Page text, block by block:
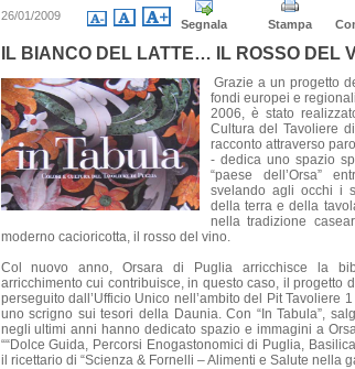
26/01/2009
Segnala Stampa
IL BIANCO DEL LATTE… IL ROSSO DEL
Grazie a un progetto
fondi europei e
2006, è stato
Cultura del Tavoliere
racconto attraverso
- dedica uno spazio
“paese dell’Orsa”
svelando agli occhi i
della terra e della
nella tradizione
moderno cacioricotta, il rosso del vino.
Col nuovo anno, Orsara di Puglia arricchisce la
arricchimento cui contribuisce, in questo caso, il progetto
perseguito dall’Ufficio Unico nell’ambito del Pit Tavoliere
uno scrigno sui tesori della Daunia. Con “In Tabula”,
negli ultimi anni hanno dedicato spazio e immagini a
““Dolce Guida, Percorsi Enogastonomici di Puglia,
il ricettario di “Scienza & Fornelli – Alimenti e Salute nella